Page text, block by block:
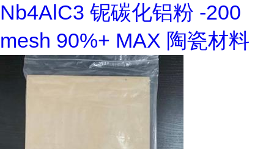
Nb4AlC3 铌碳化铝粉 -200
mesh 90%+ MAX 陶瓷材料